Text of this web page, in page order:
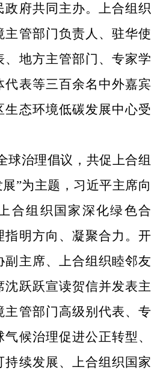
府共同主办。上合组织
主管部门负责人、驻华使
、地方主管部门、专家学
代表等三百余名中外嘉宾
生态环境低碳发展中心受
球治理倡议，共促上合组
”为主题，习近平主席向
合组织国家深化绿色合
指明方向、凝聚合力。开
副主席、上合组织睦邻友
沈跃跃宣读贺信并发表主
主管部门高级别代表、专
候治理促进公正转型、
持续发展、上合组织国家